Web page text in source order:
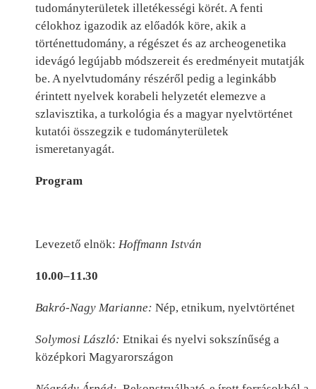
tudományterületek illetékességi körét. A fenti
célokhoz igazodik az előadók köre, akik a
történettudomány, a régészet és az archeogenetika
idevágó legújabb módszereit és eredményeit mutatják
be. A nyelvtudomány részéről pedig a leginkább
érintett nyelvek korabeli helyzetét elemezve a
szlavisztika, a turkológia és a magyar nyelvtörténet
kutatói összegzik e tudományterületek
ismeretanyagát.
Program
Levezető elnök: Hoffmann István
10.00–11.30
Bakró-Nagy Marianne: Nép, etnikum, nyelvtörténet
Solymosi László: Etnikai és nyelvi sokszínűség a
középkori Magyarországon